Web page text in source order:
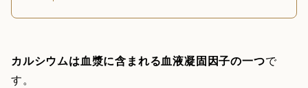
カルシウムは血漿に含まれる血液凝固因子の一つで
す。